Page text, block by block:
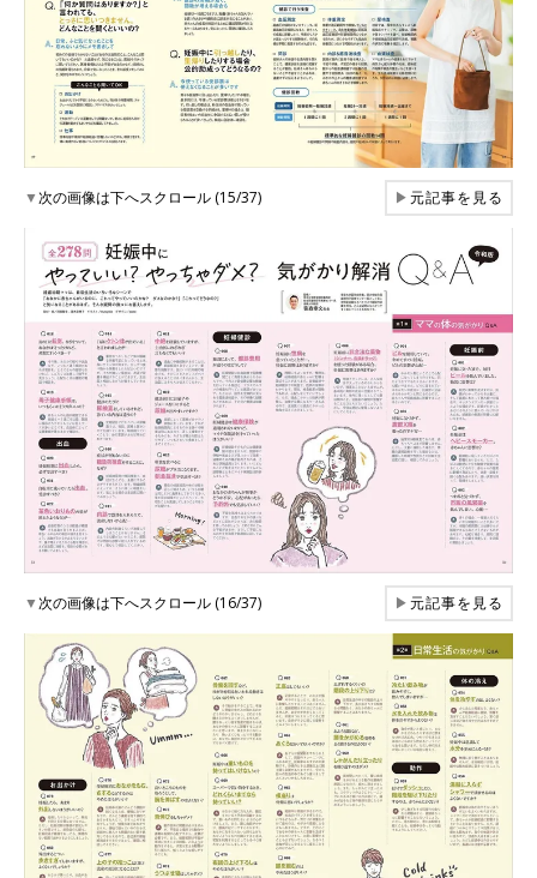
▼次の画像は下へスクロール (15/37) ▶元記事を見る
▼次の画像は下へスクロール (16/37) ▶元記事を見る